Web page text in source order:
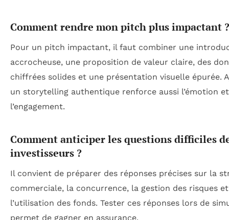
Comment rendre mon pitch plus impactant ?
Pour un pitch impactant, il faut combiner une
accrocheuse, une proposition de valeur claire, des
chiffrées solides et une présentation visuelle épurée.
un storytelling authentique renforce aussi l’émotion et
l’engagement.
Comment anticiper les questions difficiles
investisseurs ?
Il convient de préparer des réponses précises sur la
commerciale, la concurrence, la gestion des risques et
l’utilisation des fonds. Tester ces réponses lors de
permet de gagner en assurance.